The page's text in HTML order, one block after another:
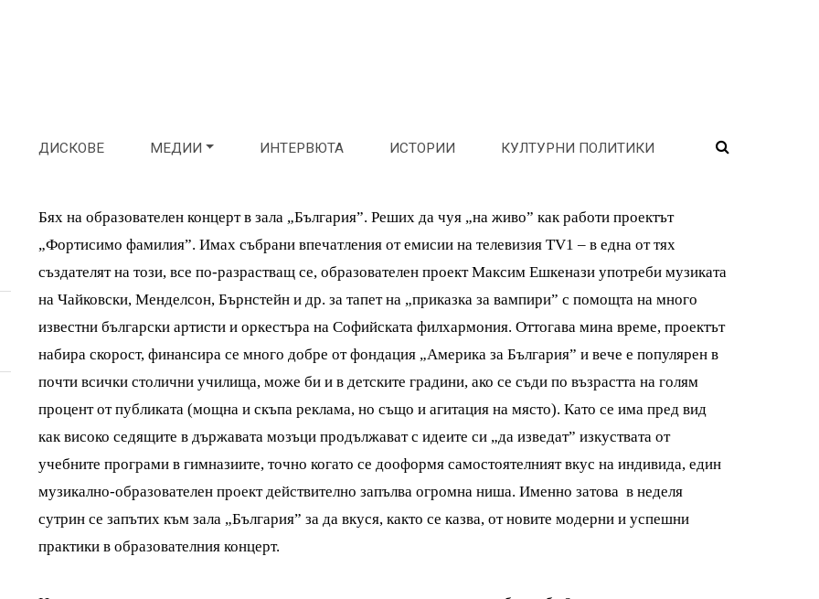
ДИСКОВЕ МЕДИИ ИНТЕРВЮТА ИСТОРИИ КУЛТУРНИ ПОЛИТИКИ
Бях на образователен концерт в зала „България”. Реших да чуя „на живо” как работи проектът
„Фортисимо фамилия”. Имах събрани впечатления от емисии на телевизия TV1 – в една от тях
създателят на този, все по-разрастващ се, образователен проект Максим Ешкенази употреби музиката
на Чайковски, Менделсон, Бърнстейн и др. за тапет на „приказка за вампири” с помощта на много
известни български артисти и оркестъра на Софийската филхармония. Оттогава мина време, проектът
набира скорост, финансира се много добре от фондация „Америка за България” и вече е популярен в
почти всички столични училища, може би и в детските градини, ако се съди по възрастта на голям
процент от публиката (мощна и скъпа реклама, но също и агитация на място). Като се има пред вид
как високо седящите в държавата мозъци продължават с идеите си „да изведат” изкуствата от
учебните програми в гимназиите, точно когато се дооформя самостоятелният вкус на индивида, един
музикално-образователен проект действително запълва огромна ниша. Именно затова в неделя
сутрин се запътих към зала „България” за да вкуся, както се казва, от новите модерни и успешни
практики в образователния концерт.